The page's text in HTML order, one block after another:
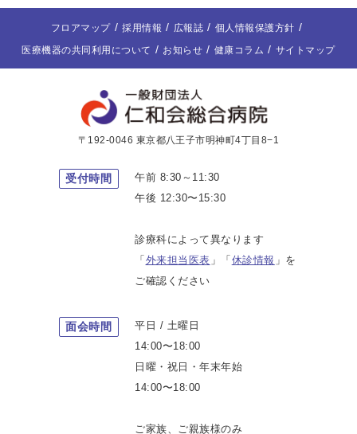
フロアマップ 採用情報 広報誌
個人情報保護方針
医療機器の共同利用について
お知らせ 健康コラム サイトマップ
〒192-0046 東京都八王子市明神町4丁目8−1
受付時間
午前 8:30～11:30
午後 12:30〜15:30
診療科によって異なります
「 外来担当医表 」「 休診情報 」を
ご確認ください
面会時間
平日 / 土曜日
14:00〜18:00
日曜・祝日・年末年始
14:00〜18:00
ご家族、ご親族様のみ